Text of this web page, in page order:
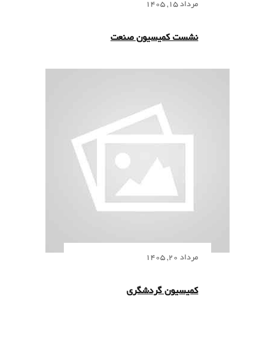
مرداد 15, 1405
نشست کمیسیون صنعت
مرداد 20, 1405
کمیسیون گردشگری